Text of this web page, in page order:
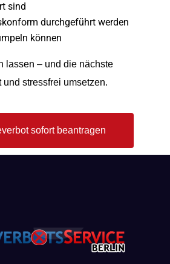
sind
durchgeführt werden
können
lassen – und die nächste
stressfrei umsetzen.
sofort beantragen